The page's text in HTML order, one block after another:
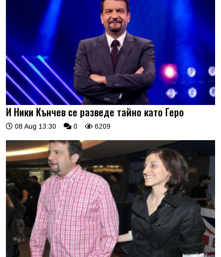
И Ники Кънчев се разведе тайно като Геро
08 Aug 13:30 0 6209